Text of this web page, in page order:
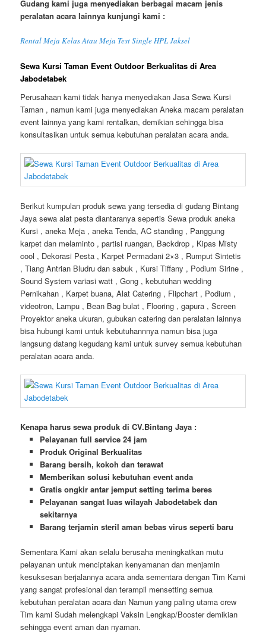
Gudang kami juga menyediakan berbagai macam jenis
peralatan acara lainnya kunjungi kami :
Rental Meja Kelas Atau Meja Test Single HPL Jaksel
Sewa Kursi Taman Event Outdoor Berkualitas di Area
Jabodetabek
Perusahaan kami tidak hanya menyediakan Jasa Sewa Kursi
Taman , namun kami juga menyediakan Aneka macam peralatan
event lainnya yang kami rentalkan, demikian sehingga bisa
konsultasikan untuk semua kebutuhan peralatan acara anda.
Berikut kumpulan produk sewa yang tersedia di gudang Bintang
Jaya sewa alat pesta diantaranya sepertis Sewa produk aneka
Kursi , aneka Meja , aneka Tenda, AC standing , Panggung
karpet dan melaminto , partisi ruangan, Backdrop , Kipas Misty
cool , Dekorasi Pesta , Karpet Permadani 2×3 , Rumput Sintetis
, Tiang Antrian Bludru dan sabuk , Kursi Tiffany , Podium Sirine ,
Sound System variasi watt , Gong , kebutuhan wedding
Pernikahan , Karpet buana, Alat Catering , Flipchart , Podium ,
videotron, Lampu , Bean Bag bulat , Flooring , gapura , Screen
Proyektor aneka ukuran, gubukan catering dan peralatan lainnya
bisa hubungi kami untuk kebutuhannnya namun bisa juga
langsung datang kegudang kami untuk survey semua kebutuhan
peralatan acara anda.
Kenapa harus sewa produk di CV.Bintang Jaya :
Pelayanan full service 24 jam
Produk Original Berkualitas
Barang bersih, kokoh dan terawat
Memberikan solusi kebutuhan event anda
Gratis ongkir antar jemput setting terima beres
Pelayanan sangat luas wilayah Jabodetabek dan
sekitarnya
Barang terjamin steril aman bebas virus seperti baru
Sementara Kami akan selalu berusaha meningkatkan mutu
pelayanan untuk menciptakan kenyamanan dan menjamin
kesuksesan berjalannya acara anda sementara dengan Tim Kami
yang sangat profesional dan terampil mensetting semua
kebutuhan peralatan acara dan Namun yang paling utama crew
Tim kami Sudah melengkapi Vaksin Lengkap/Booster demikian
sehingga event aman dan nyaman.